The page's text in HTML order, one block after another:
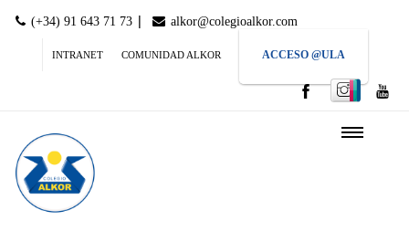
(+34) 91 643 71 73 | alkor@colegioalkor.com
INTRANET COMUNIDAD ALKOR ACCESO @ULA